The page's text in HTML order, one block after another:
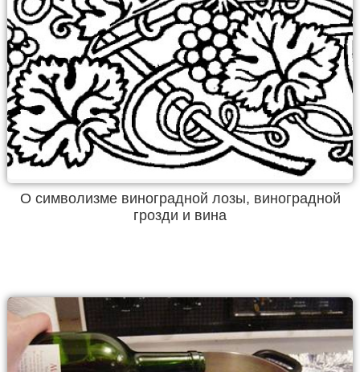
О символизме виноградной лозы, виноградной
грозди и вина